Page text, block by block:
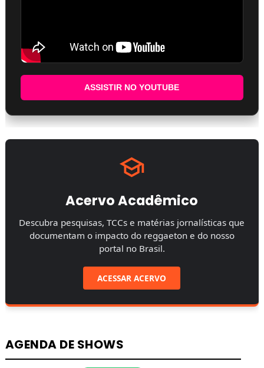
ASSISTIR NO YOUTUBE
Acervo Acadêmico
Descubra pesquisas, TCCs e matérias jornalísticas que
documentam o impacto do reggaeton e do nosso
portal no Brasil.
ACESSAR ACERVO
AGENDA DE SHOWS